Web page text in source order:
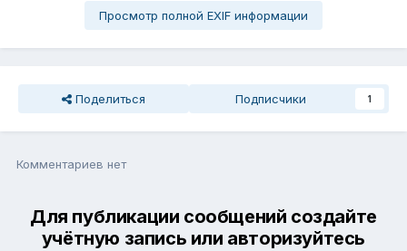
Просмотр полной EXIF информации
Поделиться Подписчики 1
Комментариев нет
Для публикации сообщений создайте
учётную запись или авторизуйтесь